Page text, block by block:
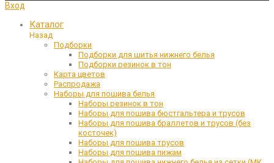
Вход
Каталог
Назад
Подборки
Подборки для шитья нижнего белья
Подборки резинок в тон
Карта цветов
Распродажа
Наборы для пошива белья
Наборы резинок в тон
Наборы для пошива бюстгальтера и трусов
Наборы для пошива браллетов и трусов (без
косточек)
Наборы для пошива трусов
Наборы для пошива пижам